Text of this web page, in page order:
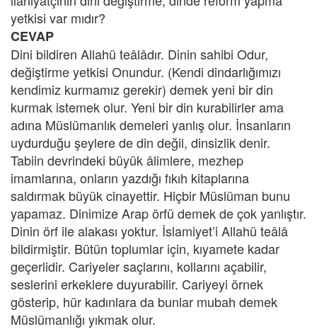
yetkisi var mıdır?
CEVAP
Dini bildiren Allahü teâlâdır. Dinin sahibi Odur,
değiştirme yetkisi Onundur. (Kendi dindarlığımızı
kendimiz kurmamız gerekir) demek yeni bir din
kurmak istemek olur. Yeni bir din kurabilirler ama
adına Müslümanlık demeleri yanlış olur. İnsanların
uydurduğu şeylere de din değil, dinsizlik denir.
Tabiin devrindeki büyük âlimlere, mezhep
imamlarına, onların yazdığı fıkıh kitaplarına
saldırmak büyük cinayettir. Hiçbir Müslüman bunu
yapamaz. Dinimize Arap örfü demek de çok yanlıştır.
Dinin örf ile alakası yoktur. İslamiyet’i Allahü teâlâ
bildirmiştir. Bütün toplumlar için, kıyamete kadar
geçerlidir. Cariyeler saçlarını, kollarını açabilir,
seslerini erkeklere duyurabilir. Cariyeyi örnek
gösterip, hür kadınlara da bunlar mubah demek
Müslümanlığı yıkmak olur.